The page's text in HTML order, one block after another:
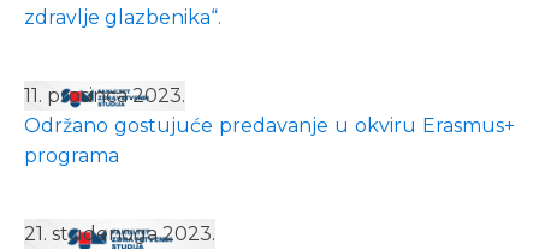
zdravlje glazbenika“.
11. prosinca 2023.
Održano gostujuće predavanje u okviru Erasmus+
programa
21. studenoga 2023.